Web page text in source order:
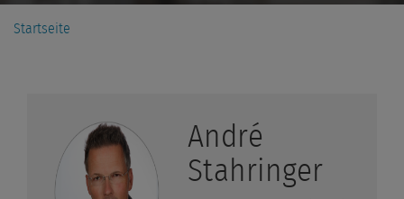
Startseite
André
Stahringer